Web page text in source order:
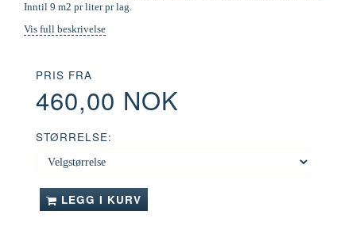
Inntil 9 m2 pr liter pr lag.
Vis full beskrivelse
PRIS FRA
460,00 NOK
STØRRELSE:
LEGG I KURV